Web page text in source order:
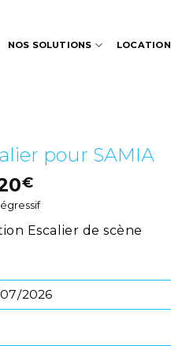
NOS SOLUTIONS LOCATION
pour SAMIA
€
Escalier de scène